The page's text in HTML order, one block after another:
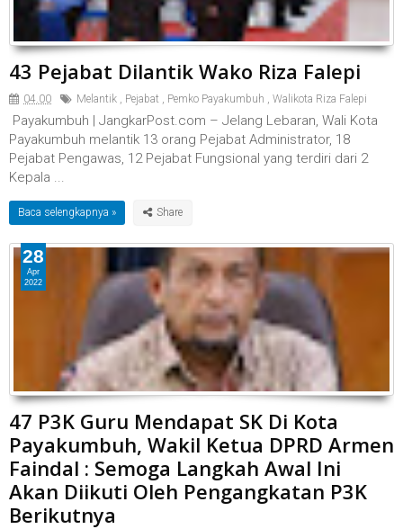
43 Pejabat Dilantik Wako Riza Falepi
04.00 Melantik , Pejabat , Pemko Payakumbuh , Walikota Riza Falepi
Payakumbuh | JangkarPost.com – Jelang Lebaran, Wali Kota
Payakumbuh melantik 13 orang Pejabat Administrator, 18
Pejabat Pengawas, 12 Pejabat Fungsional yang terdiri dari 2
Kepala ...
Baca selengkapnya »
47 P3K Guru Mendapat SK Di Kota
Payakumbuh, Wakil Ketua DPRD Armen
Faindal : Semoga Langkah Awal Ini
Akan Diikuti Oleh Pengangkatan P3K
Berikutnya
28
Apr
2022